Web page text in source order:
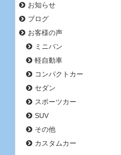
お知らせ
ブログ
お客様の声
ミニバン
軽自動車
コンパクトカー
セダン
スポーツカー
SUV
その他
カスタムカー